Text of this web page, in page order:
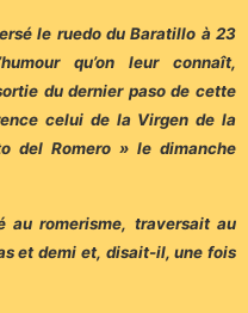
le ruedo du Baratillo à 23
qu’on leur connaît,
du dernier paso de cette
celui de la Virgen de la
del Romero » le dimanche
au romerisme, traversait au
et demi et, disait-il, une fois